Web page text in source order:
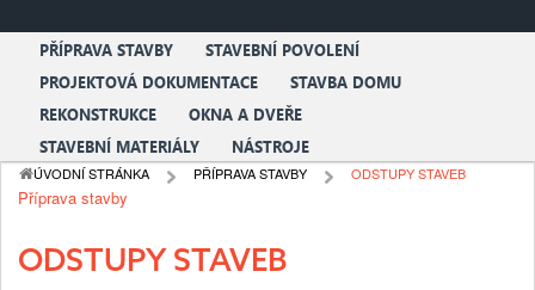
PŘÍPRAVA STAVBY
STAVEBNÍ POVOLENÍ
PROJEKTOVÁ DOKUMENTACE
STAVBA DOMU
REKONSTRUKCE
OKNA A DVEŘE
STAVEBNÍ MATERIÁLY
NÁSTROJE
ÚVODNÍ STRÁNKA PŘÍPRAVA STAVBY ODSTUPY STAVEB
Příprava stavby
ODSTUPY STAVEB